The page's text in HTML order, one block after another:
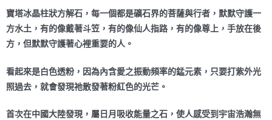
寶塔冰晶柱狀方解石，每一個都是礦石界的菩薩與行者，默默守護一
方水土，有的像戴著斗笠，有的像仙人指路，有的像尊上，手放在後
方，但默默守護著心裡重要的人。
看起來是白色透粉，因為內含愛之振動頻率的錳元素，只要打紫外光
照過去，就會發現祂散發著粉紅色的光芒。
首次在中國大陸發現，屬日月吸收能量之石，使人感受到宇宙浩瀚無